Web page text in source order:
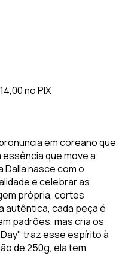
no PIX
em coreano que
que move a
Dalla nasce com o
e celebrar as
própria, cortes
autêntica, cada peça é
padrões, mas cria os
traz esse espírito à
de 250g, ela tem